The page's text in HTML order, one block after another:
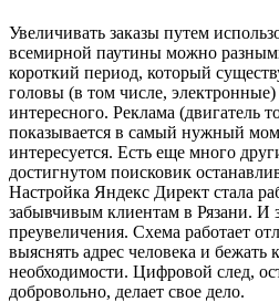
Увеличивать заказы путем
всемирной паутины можно
короткий период, который
головы (в том числе,
интересного. Реклама (двигатель
показывается в самый нужный
интересуется. Есть еще много
достигнутом поисковик
Настройка Яндекс Директ стала
забывчивым клиентам в Рязани. И
преувеличения. Схема работает
выяснять адрес человека и бежать
необходимости. Цифровой след,
добровольно, делает свое дело.